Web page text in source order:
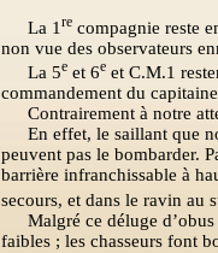
La 1re compagnie reste
non vue des observateurs
La 5e et 6e et C.M.1
commandement du
Contrairement à notre
En effet, le saillant que
peuvent pas le bombarder.
barrière infranchissable à
secours, et dans le ravin au
Malgré ce déluge
faibles ; les chasseurs font